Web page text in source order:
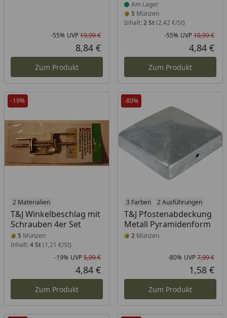
Rabatt in Prozent
-55%
Ursprünglicher Preis
UVP19,99 €
Aktueller Preis
8,84 €
Zum Produkt
Am Lager
5 Münzen
Inhalt: 2 St(2,42 €/St)
-55% UVP10,99 €
4,84 €
Zum Produkt
-19%
2 Materialien
T&J Winkelbeschlag mit
Schrauben 4er Set
5 Münzen
Inhalt: 4 St(1,21 €/St)
Rabatt in Prozent
-19%
Ursprünglicher Preis
UVP5,99 €
Aktueller Preis
4,84 €
Zum Produkt
-80%
3 Farben 2 Ausführungen
T&J Pfostenabdeckung
Metall Pyramidenform
2Münzen
-80% UVP7,99 €
1,58 €
Zum Produkt